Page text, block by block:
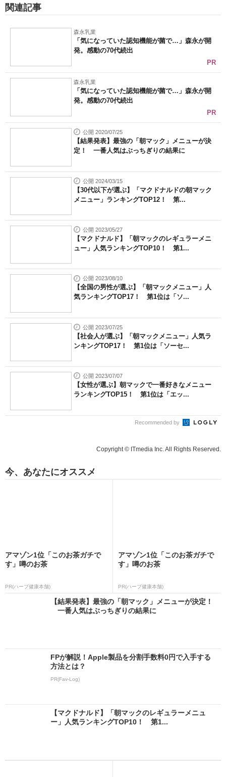
関連記事
森永乳業
「気になっていた認知機能が菌で…」森永が開
発。感動の70代続出
PR
森永乳業
「気になっていた認知機能が菌で…」森永が開
発。感動の70代続出
PR
公開 2020/07/25
【結果発表】最強の「朝マック」メニューが決
定！ 一番人気はぶっちぎりの結果に
公開 2024/03/15
【30代以下が選ぶ】「マクドナルドの朝マック
メニュー」ランキングTOP12！ 第...
公開 2023/05/27
【マクドナルド】「朝マックのレギュラーメニ
ュー」人気ランキングTOP10！ 第1...
公開 2023/08/10
【全国の男性が選ぶ】「朝マックメニュー」人
気ランキングTOP17！ 第1位は「ソ...
公開 2023/07/25
【社会人が選ぶ】「朝マックメニュー」人気ラ
ンキングTOP17！ 第1位は「ソーセ...
公開 2023/07/07
【女性が選ぶ】朝マックで一番好きなメニュー
ランキングTOP15！ 第1位は「エッ...
Recommended by
Copyright © ITmedia Inc. All Rights Reserved.
今、あなたにオススメ
アマゾン1位「このお茶ガチで
す」噂のお茶
PR(ハーブ健康本舗)
アマゾン1位「このお茶ガチで
す」噂のお茶
PR(ハーブ健康本舗)
【結果発表】最強の「朝マック」メニューが決定！
一番人気はぶっちぎりの結果に
FPが解説！Apple製品を分割手数料0円で入手する
方法とは？
PR(Fav-Log)
【マクドナルド】「朝マックのレギュラーメニュ
ー」人気ランキングTOP10！ 第1...